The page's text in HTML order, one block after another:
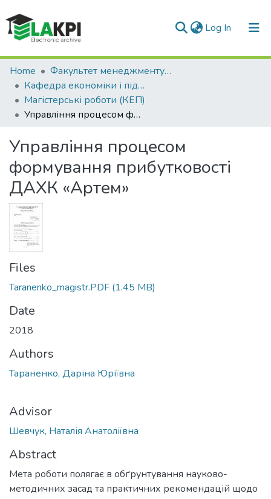
Log In (current)
Communities & Collections
All of DSpace
Statistics
Home
Факультет менеджменту та маркетингу (ФММ)
Кафедра економіки і підприємництва (КЕП)
Магістерські роботи (КЕП)
Управління процесом формування прибутковості ДАХК «Артем»
Управління процесом
формування прибутковості
ДАХК «Артем»
Files
Taranenko_magistr.PDF (1.45 MB)
Date
2018
Authors
Тараненко, Даріна Юріївна
Advisor
Шевчук, Наталія Анатоліївна
Abstract
Мета роботи полягає в обґрунтування науково-
методичних засад та практичних рекомендацій щодо